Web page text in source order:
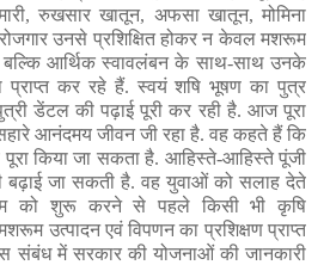
, रुखसार खातून, अफसा खातून, मोमिना
उनसे प्रशिक्षित होकर न केवल मशरूम
आर्थिक स्वावलंबन के साथ-साथ उनके
प्राप्त कर रहे हैं. स्वयं शषि भूषण का पुत्र
डेंटल की पढ़ाई पूरी कर रही है. आज पूरा
आनंदमय जीवन जी रहा है. वह कहते हैं कि
किया जा सकता है. आहिस्ते-आहिस्ते पूंजी
बढ़ाई जा सकती है. वह युवाओं को सलाह देते
को शुरू करने से पहले किसी भी कृषि
उत्पादन एवं विपणन का प्रशिक्षण प्राप्त
संबंध में सरकार की योजनाओं की जानकारी